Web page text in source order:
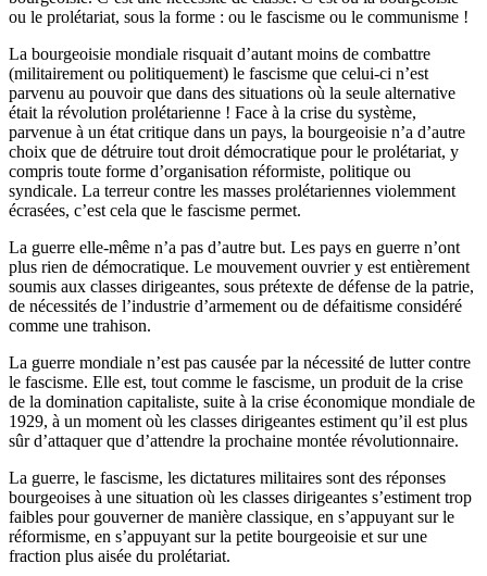
ou le prolétariat, sous la forme : ou le fascisme ou le communisme !
La bourgeoisie mondiale risquait d’autant moins de combattre
(militairement ou politiquement) le fascisme que celui-ci n’est
parvenu au pouvoir que dans des situations où la seule alternative
était la révolution prolétarienne ! Face à la crise du système,
parvenue à un état critique dans un pays, la bourgeoisie n’a d’autre
choix que de détruire tout droit démocratique pour le prolétariat, y
compris toute forme d’organisation réformiste, politique ou
syndicale. La terreur contre les masses prolétariennes violemment
écrasées, c’est cela que le fascisme permet.
La guerre elle-même n’a pas d’autre but. Les pays en guerre n’ont
plus rien de démocratique. Le mouvement ouvrier y est entièrement
soumis aux classes dirigeantes, sous prétexte de défense de la patrie,
de nécessités de l’industrie d’armement ou de défaitisme considéré
comme une trahison.
La guerre mondiale n’est pas causée par la nécessité de lutter contre
le fascisme. Elle est, tout comme le fascisme, un produit de la crise
de la domination capitaliste, suite à la crise économique mondiale de
1929, à un moment où les classes dirigeantes estiment qu’il est plus
sûr d’attaquer que d’attendre la prochaine montée révolutionnaire.
La guerre, le fascisme, les dictatures militaires sont des réponses
bourgeoises à une situation où les classes dirigeantes s’estiment trop
faibles pour gouverner de manière classique, en s’appuyant sur le
réformisme, en s’appuyant sur la petite bourgeoisie et sur une
fraction plus aisée du prolétariat.